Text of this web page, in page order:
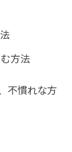
方法
不慣れな方